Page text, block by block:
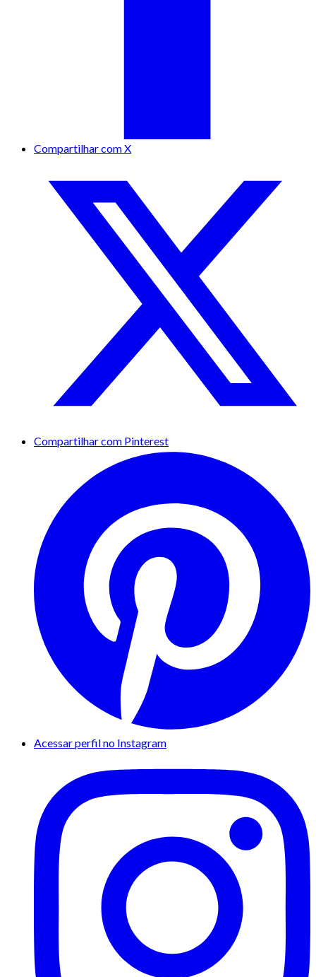
Compartilhar com X
Compartilhar com Pinterest
Acessar perfil no Instagram